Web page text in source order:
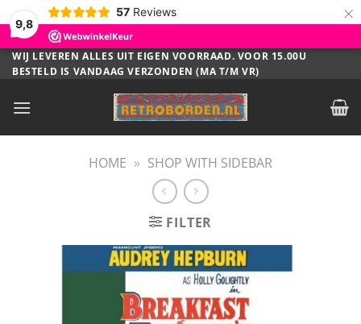
9,8
57 Reviews ×
Ga
naar
WIJ LEVEREN ALLES UIT EIGEN VOORRAAD. VOOR 15.00U
BESTELD IS VANDAAG VERZONDEN (MA T/M VR)
HOME » SHOP WITH SIDEBAR
FILTER